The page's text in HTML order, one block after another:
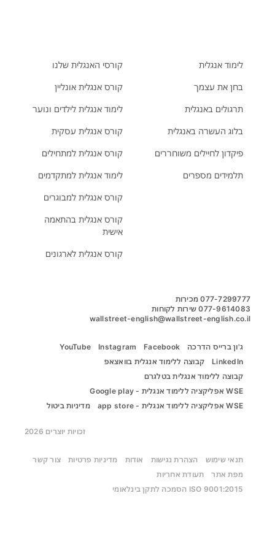
לימוד אנגלית
בחן את עצמך
תרגולים באנגלית
בלוג העשרה באנגלית
פיקדון לחיילים משוחררים
תלמידים מספרים
קורסי האנגלית שלנו
קורס אנגלית אונליין
לימוד אנגלית לילדים ונוער
קורס אנגלית עסקית
קורס אנגלית למתחילים
לימוד אנגלית למתקדמים
קורס אנגלית למבוגרים
קורס אנגלית בהתאמה
אישית
קורס אנגלית לארגונים
077-9614083 שירות לקוחות
wallstreet-english@wallstreet-english.co.il
ג'ון ברייס הדרכה Facebook
Instagram
YouTube
LinkedIn
קבוצה ללימוד אנגלית בוואצאפ
קבוצה ללימוד אנגלית בטלגרם
WSE אפליקציה ללימוד אנגלית - Google play
WSE אפליקציה ללימוד אנגלית - app store
מדיניות ביטול
זכויות יוצרים 2026
תנאי שימוש הצהרת נגישות אודות מדיניות פרטיות
צור קשר
מפת אתר
תעודת אחריות
ISO 9001:2015 הסמכה לתקן בינלאומי